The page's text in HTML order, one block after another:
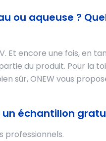
ou aqueuse ?
Et encore une fois, en
du produit. Pour la
sûr, ONEW vous
échantillon
professionnels.